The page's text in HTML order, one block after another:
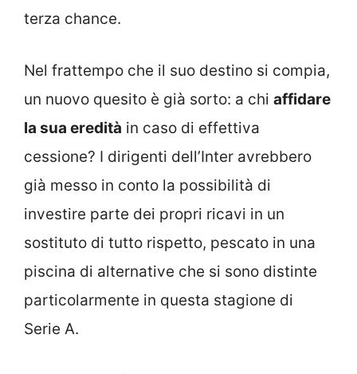
terza chance.
Nel frattempo che il suo destino si compia,
un nuovo quesito è già sorto: a chi affidare
la sua eredità in caso di effettiva
cessione? I dirigenti dell’Inter avrebbero
già messo in conto la possibilità di
investire parte dei propri ricavi in un
sostituto di tutto rispetto, pescato in una
piscina di alternative che si sono distinte
particolarmente in questa stagione di
Serie A.